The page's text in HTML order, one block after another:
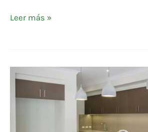
Leer más »
EQUS
NATURAL